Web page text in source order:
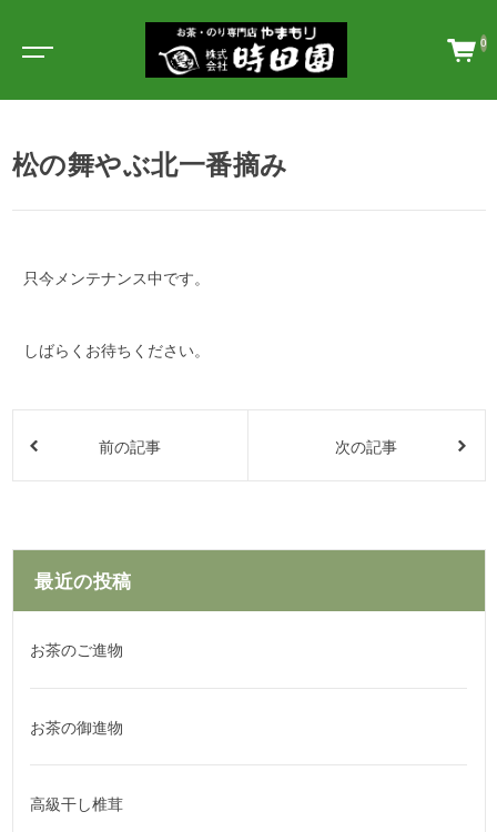
0
松の舞やぶ北一番摘み
只今メンテナンス中です。
しばらくお待ちください。
前の記事 次の記事
最近の投稿
お茶のご進物
お茶の御進物
高級干し椎茸